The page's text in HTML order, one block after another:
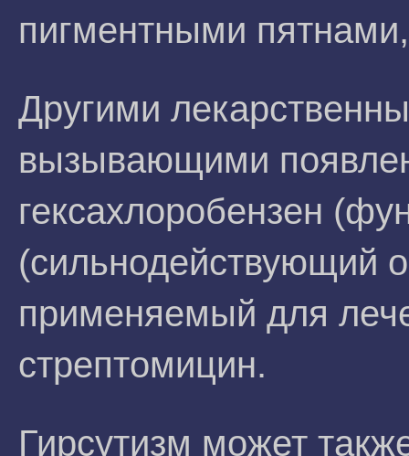
пигментными
Другими
вызывающими
гексахлоробензен
(сильнодействующий
применяемый для
стрептомицин.
Гирсутизм может